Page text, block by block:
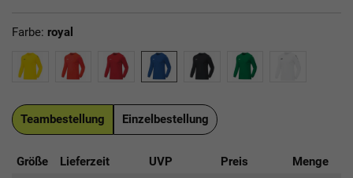
Farbe: royal
Teambestellung Einzelbestellung
Größe Lieferzeit UVP Preis Menge